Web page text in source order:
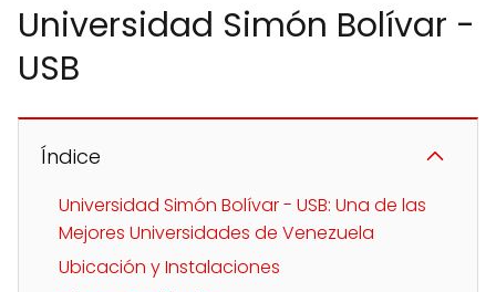
Universidad Simón Bolívar -
USB
Índice
Universidad Simón Bolívar - USB: Una de las
Mejores Universidades de Venezuela
Ubicación y Instalaciones